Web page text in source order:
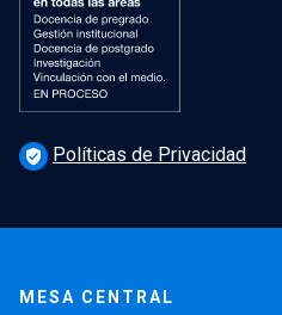
verified_user Políticas de Privacidad
MESA CENTRAL